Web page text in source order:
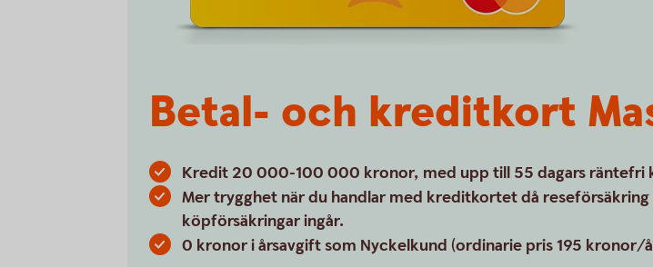
Betal- och kreditkort
Kredit 20 000-100 000 kronor, med upp till 55 dagars räntefri
Mer trygghet när du handlar med kreditkortet då
köpförsäkringar ingår.
0 kronor i årsavgift som Nyckelkund (ordinarie pris 195 kronor/